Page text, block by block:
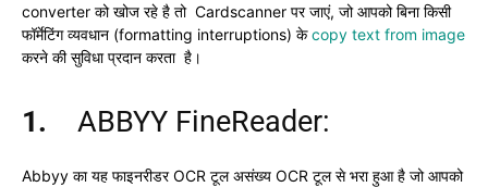
converter को खोज रहे है तो Cardscanner पर जाएं, जो आपको बिना किसी
फॉर्मेटिंग व्यवधान (formatting interruptions) केcopy text from image
करने की सुविधा प्रदान करता है।
1. ABBYY FineReader:
Abbyy का यह फाइनरीडर OCR टूल असंख्य OCR टूल से भरा हुआ है जो आपको